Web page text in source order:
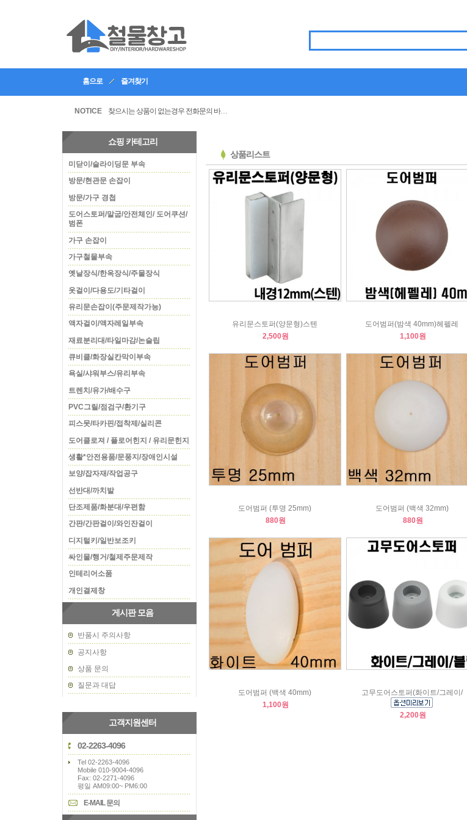
홈으로 즐겨찾기
NOTICE
찾으시는 상품이 없는경우 전화문의 바랍니다
쇼핑 카테고리
미닫이/슬라이딩문 부속
방문/현관문 손잡이
방문/가구 경첩
도어스토퍼/말굽/안전체인/ 도어쿠션/
범폰
가구 손잡이
가구철물부속
옛날장식/한옥장식/주물장식
옷걸이/다용도/기타걸이
유리문손잡이(주문제작가능)
액자걸이/액자레일부속
재료분리대/타일마감/논슬립
큐비클/화장실칸막이부속
욕실/샤워부스/유리부속
트렌치/유가/배수구
PVC그릴/점검구/환기구
피스못/타카핀/접착제/실리콘
도어클로져 / 플로어힌지 / 유리문힌지
생활*안전용품/문풍지/장애인시설
보양/잡자재/작업공구
선반대/까치발
단조제품/화분대/우편함
간판/간판걸이/와인잔걸이
디지털키/일반보조키
싸인물/행거/철제주문제작
인테리어소품
개인결제창
게시판 모음
반품시 주의사항
공지사항
상품 문의
질문과 대답
고객지원센터
02-2263-4096
Tel 02-2263-4096
Mobile 010-9004-4096
Fax: 02-2271-4096
평일 AM09:00~ PM6:00
E-MAIL 문의
상품리스트
유리문스토퍼(양문형)스텐
2,500원
도어범퍼(밤색 40mm)헤펠레
1,100원
도어범퍼 (투명 25mm)
880원
도어범퍼 (백색 32mm)
880원
도어범퍼 (백색 40mm)
1,100원
고무도어스토퍼(화이트/그레이/
2,200원